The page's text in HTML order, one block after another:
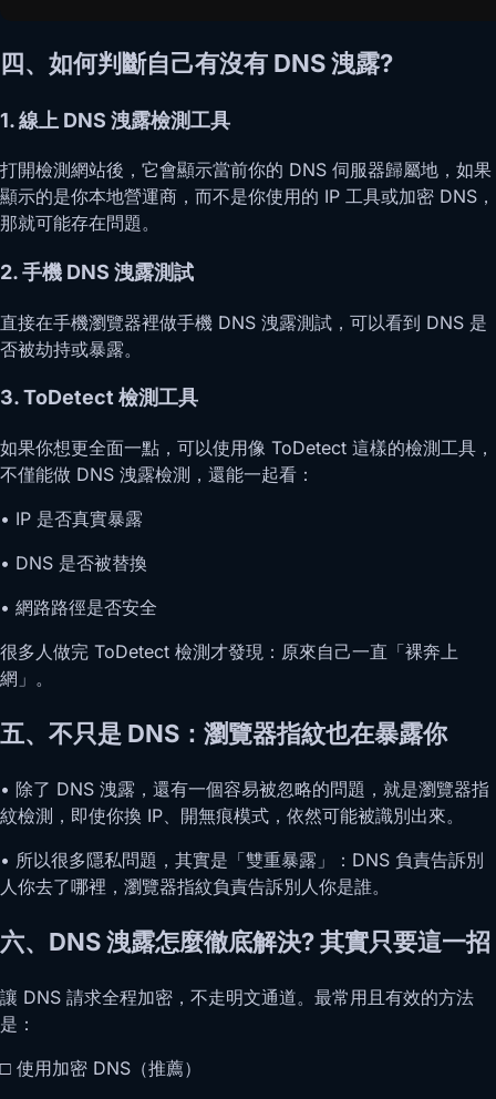
四、如何判斷自己有沒有 DNS 洩露?
1. 線上 DNS 洩露檢測工具
打開檢測網站後，它會顯示當前你的 DNS 伺服器歸屬地，如果
顯示的是你本地營運商，而不是你使用的 IP 工具或加密 DNS，
那就可能存在問題。
2. 手機 DNS 洩露測試
直接在手機瀏覽器裡做手機 DNS 洩露測試，可以看到 DNS 是
否被劫持或暴露。
3. ToDetect 檢測工具
如果你想更全面一點，可以使用像 ToDetect 這樣的檢測工具，
不僅能做 DNS 洩露檢測，還能一起看：
• IP 是否真實暴露
• DNS 是否被替換
• 網路路徑是否安全
很多人做完 ToDetect 檢測才發現：原來自己一直「裸奔上
網」。
五、不只是 DNS：瀏覽器指紋也在暴露你
• 除了 DNS 洩露，還有一個容易被忽略的問題，就是瀏覽器指
紋檢測，即使你換 IP、開無痕模式，依然可能被識別出來。
• 所以很多隱私問題，其實是「雙重暴露」：DNS 負責告訴別
人你去了哪裡，瀏覽器指紋負責告訴別人你是誰。
六、DNS 洩露怎麼徹底解決? 其實只要這一招
讓 DNS 請求全程加密，不走明文通道。最常用且有效的方法
是：
□ 使用加密 DNS（推薦）